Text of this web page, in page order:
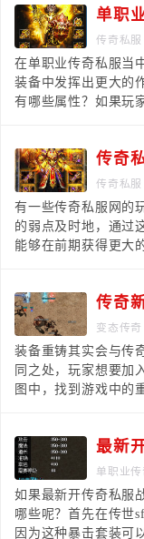
传奇私服
在单职业传奇私服当
装备中发挥出更大的
有哪些属性？如果玩
传奇私服
有一些传奇私服网的
的弱点及时地，通过
能够在前期获得更大
变态传奇
装备重铸其实会与传
同之处，玩家想要加
图中，找到游戏中的
单职业传
如果最新开传奇私服
哪些呢？首先在传世
因为这种暴击套装可